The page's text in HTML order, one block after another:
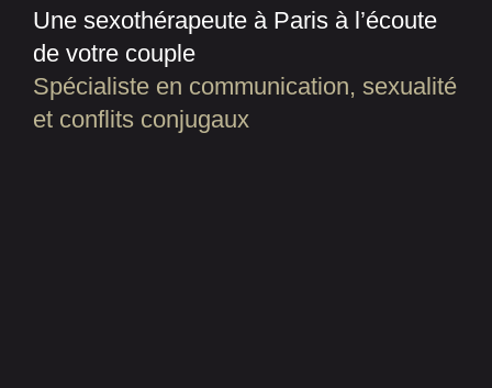
Une sexothérapeute à Paris à l’écoute
de votre couple
Spécialiste en communication, sexualité
et conflits conjugaux